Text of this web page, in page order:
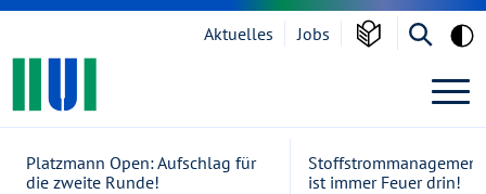
Zur Navigation springen
Zum Inhalt springen
Aktuelles
Jobs
Platzmann Open: Aufschlag für
die zweite Runde!
ist immer Feuer drin!